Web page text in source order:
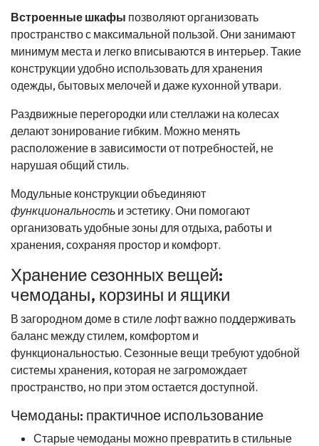
Встроенные шкафы позволяют организовать
пространство с максимальной пользой. Они занимают
минимум места и легко вписываются в интерьер. Такие
конструкции удобно использовать для хранения
одежды, бытовых мелочей и даже кухонной утвари.
Раздвижные перегородки или стеллажи на колесах
делают зонирование гибким. Можно менять
расположение в зависимости от потребностей, не
нарушая общий стиль.
Модульные конструкции объединяют
функциональность и эстетику. Они помогают
организовать удобные зоны для отдыха, работы и
хранения, сохраняя простор и комфорт.
Хранение сезонных вещей:
чемоданы, корзины и ящики
В загородном доме в стиле лофт важно поддерживать
баланс между стилем, комфортом и
функциональностью. Сезонные вещи требуют удобной
системы хранения, которая не загромождает
пространство, но при этом остается доступной.
Чемоданы: практичное использование
Старые чемоданы можно превратить в стильные